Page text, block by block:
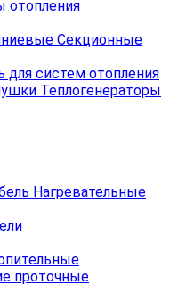
отопления
Секционные
для систем отопления
Теплогенераторы
Нагревательные
проточные